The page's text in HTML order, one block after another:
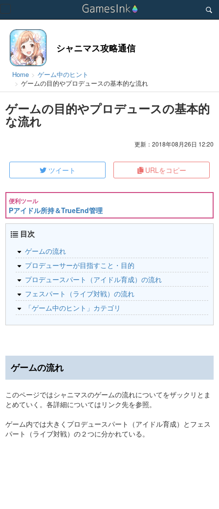
Toggle
シャニマス攻略通信
Home
ゲーム中のヒント
ゲームの目的やプロデュースの基本的な流れ
ゲームの目的やプロデュースの基本的
な流れ
更新：2018年08月26日 12:20
ツイート URLをコピー
便利ツール
Pアイドル所持＆TrueEnd管理
目次
ゲームの流れ
プロデューサーが目指すこと・目的
プロデュースパート（アイドル育成）の流れ
フェスパート（ライブ対戦）の流れ
「ゲーム中のヒント」カテゴリ
ゲームの流れ
このページではシャニマスのゲームの流れについてをザックリとま
とめていく。各詳細についてはリンク先を参照。
ゲーム内では大きくプロデュースパート（アイドル育成）とフェス
パート（ライブ対戦）の２つに分かれている。